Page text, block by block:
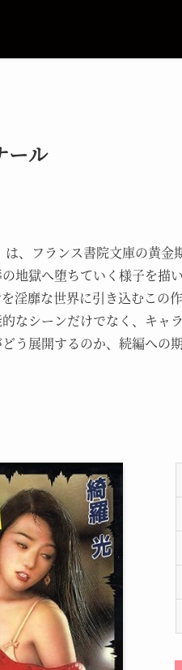
ール
は、フランス書院文庫の黄
地獄へ堕ちていく様子を
淫靡な世界に引き込むこの
なシーンだけでなく、キャ
う展開するのか、続編への期